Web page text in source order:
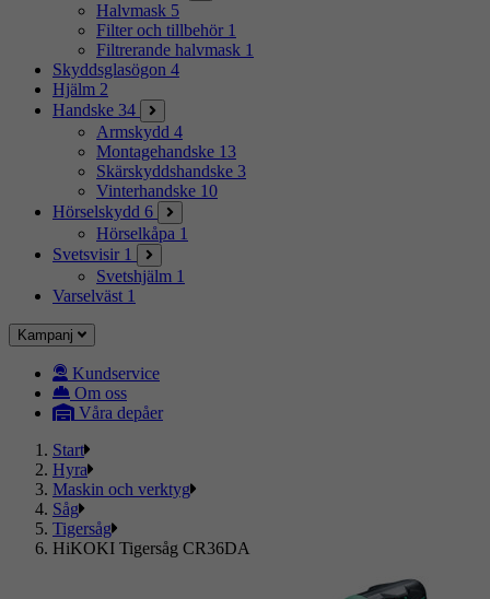
Halvmask 5
Filter och tillbehör 1
Filtrerande halvmask 1
Skyddsglasögon 4
Hjälm 2
Handske 34
Armskydd 4
Montagehandske 13
Skärskyddshandske 3
Vinterhandske 10
Hörselskydd 6
Hörselkåpa 1
Svetsvisir 1
Svetshjälm 1
Varselväst 1
Kampanj
Kundservice
Om oss
Våra depåer
Start
Hyra
Maskin och verktyg
Såg
Tigersåg
HiKOKI Tigersåg CR36DA